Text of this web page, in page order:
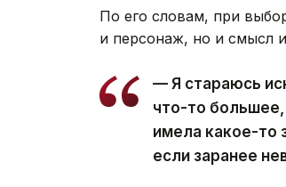
По его словам, при
и персонаж, но и смысл
— Я стараюсь
что-то
имела какое-то
если заранее